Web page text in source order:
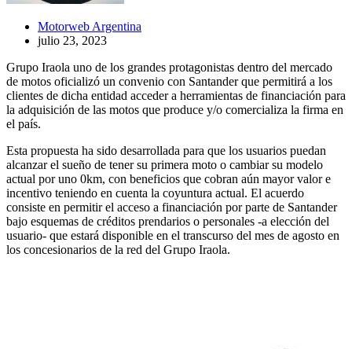
Motorweb Argentina
julio 23, 2023
Grupo Iraola uno de los grandes protagonistas dentro del mercado
de motos oficializó un convenio con Santander que permitirá a los
clientes de dicha entidad acceder a herramientas de financiación para
la adquisición de las motos que produce y/o comercializa la firma en
el país.
Esta propuesta ha sido desarrollada para que los usuarios puedan
alcanzar el sueño de tener su primera moto o cambiar su modelo
actual por uno 0km, con beneficios que cobran aún mayor valor e
incentivo teniendo en cuenta la coyuntura actual. El acuerdo
consiste en permitir el acceso a financiación por parte de Santander
bajo esquemas de créditos prendarios o personales -a elección del
usuario- que estará disponible en el transcurso del mes de agosto en
los concesionarios de la red del Grupo Iraola.